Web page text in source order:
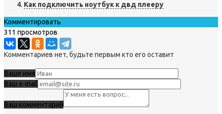
Как подключить ноутбук к двд плееру
Комментировать
311 просмотров
Комментариев нет, будьте первым кто его оставит
Ваше имя
Ваш e-mail
Ваш комментарий